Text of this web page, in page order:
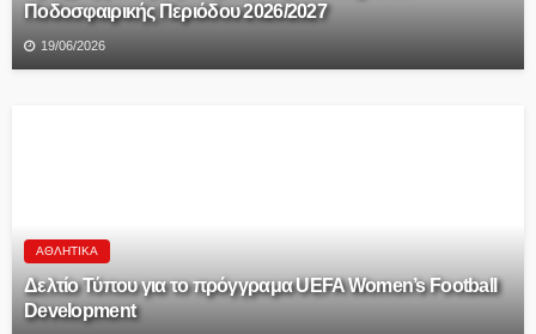
Ποδοσφαιρικής Περιόδου 2026/2027
19/06/2026
ΑΘΛΗΤΙΚΆ
Δελτίο Τύπου για το πρόγγραμα UEFA Women’s Football
Development